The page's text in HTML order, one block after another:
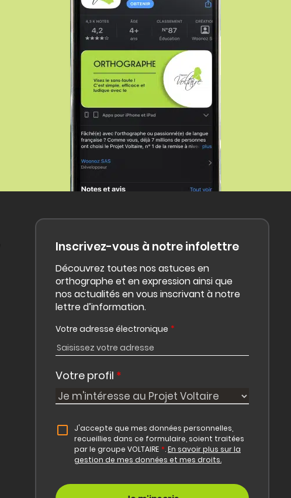
Inscrivez-vous à notre infolettre
Découvrez toutes nos astuces en
orthographe et en expression ainsi que
nos actualités en vous inscrivant à notre
lettre d’information.
Votre adresse électronique *
Votre profil *
J'accepte que mes données personnelles,
recueillies dans ce formulaire, soient traitées
par le groupe VOLTAIRE *.En savoir plus sur la
gestion de mes données et mes droits.